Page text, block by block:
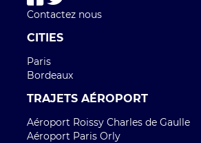
Contactez nous
CITIES
Paris
Bordeaux
TRAJETS AÉROPORT
Aéroport Roissy Charles de Gaulle
Aéroport Paris Orly